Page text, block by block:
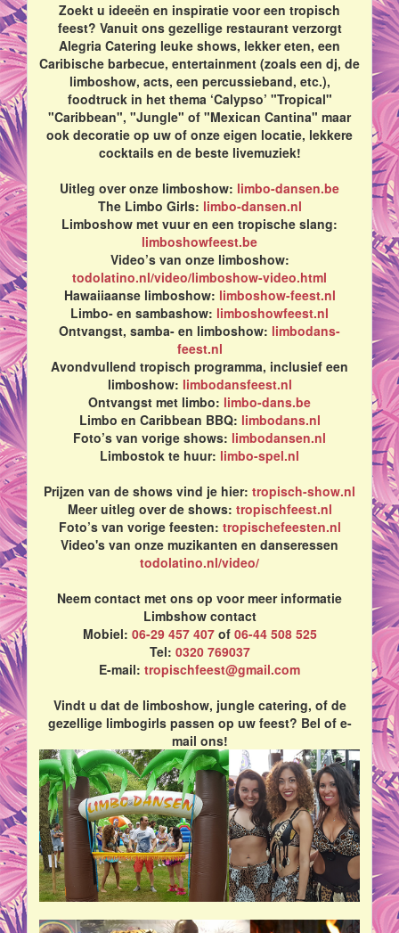
Zoekt u ideeën en inspiratie voor een tropisch
feest? Vanuit ons gezellige restaurant verzorgt
Alegria Catering leuke shows, lekker eten, een
Caribische barbecue, entertainment (zoals een dj, de
limboshow, acts, een percussieband, etc.),
foodtruck in het thema ‘Calypso’ "Tropical"
"Caribbean", "Jungle" of "Mexican Cantina" maar
ook decoratie op uw of onze eigen locatie, lekkere
cocktails en de beste livemuziek!
Uitleg over onze limboshow: limbo-dansen.be
The Limbo Girls: limbo-dansen.nl
Limboshow met vuur en een tropische slang:
limboshowfeest.be
Video’s van onze limboshow:
todolatino.nl/video/limboshow-video.html
Hawaiiaanse limboshow: limboshow-feest.nl
Limbo- en sambashow: limboshowfeest.nl
Ontvangst, samba- en limboshow: limbodans-
feest.nl
Avondvullend tropisch programma, inclusief een
limboshow: limbodansfeest.nl
Ontvangst met limbo: limbo-dans.be
Limbo en Caribbean BBQ: limbodans.nl
Foto’s van vorige shows: limbodansen.nl
Limbostok te huur: limbo-spel.nl
Prijzen van de shows vind je hier: tropisch-show.nl
Meer uitleg over de shows: tropischfeest.nl
Foto’s van vorige feesten: tropischefeesten.nl
Video's van onze muzikanten en danseressen
todolatino.nl/video/
Neem contact met ons op voor meer informatie
Limbshow contact
Mobiel: 06-29 457 407of 06-44 508 525
Tel: 0320 769037
E-mail: tropischfeest@gmail.com
Vindt u dat de limboshow, jungle catering, of de
gezellige limbogirls passen op uw feest? Bel of e-
mail ons!